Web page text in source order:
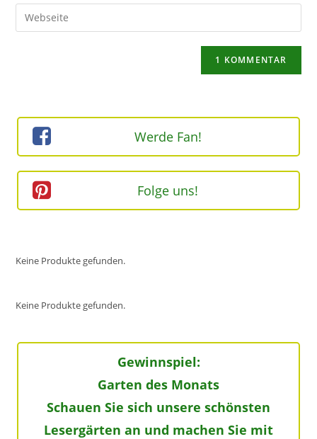
zum
Kommentieren
E-
Mail-
Gib
deine
Werde Fan!
Folge uns!
Keine Produkte gefunden.
Keine Produkte gefunden.
Gewinnspiel:
Garten des Monats
Schauen Sie sich unsere schönsten
Lesergärten an und machen Sie mit